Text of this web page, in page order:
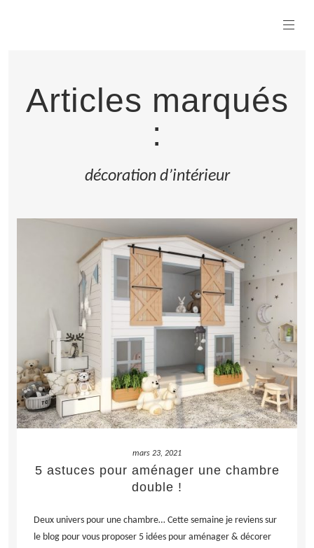
Articles marqués
:
décoration d’intérieur
LIRE LA SUITE
mars 23, 2021
5 astuces pour aménager une chambre
double !
Deux univers pour une chambre… Cette semaine je reviens sur
le blog pour vous proposer 5 idées pour aménager & décorer